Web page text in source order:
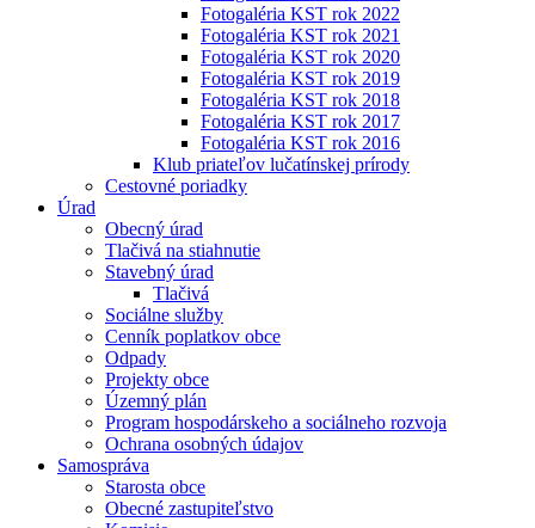
Fotogaléria KST rok 2022
Fotogaléria KST rok 2021
Fotogaléria KST rok 2020
Fotogaléria KST rok 2019
Fotogaléria KST rok 2018
Fotogaléria KST rok 2017
Fotogaléria KST rok 2016
Klub priateľov lučatínskej prírody
Cestovné poriadky
Úrad
Obecný úrad
Tlačivá na stiahnutie
Stavebný úrad
Tlačivá
Sociálne služby
Cenník poplatkov obce
Odpady
Projekty obce
Územný plán
Program hospodárskeho a sociálneho rozvoja
Ochrana osobných údajov
Samospráva
Starosta obce
Obecné zastupiteľstvo